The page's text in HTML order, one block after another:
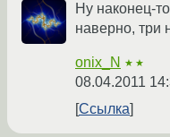
Ну наконец-
наверно, три
onix_N ★★
08.04.2011
Ссылка